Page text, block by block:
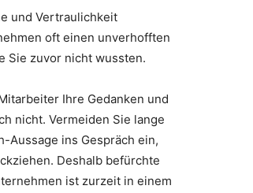
und Vertraulichkeit
oft einen unverhofften
Sie zuvor nicht wussten.
Ihre Gedanken und
nicht. Vermeiden Sie lange
Aussage ins Gespräch ein,
Deshalb befürchte
ist zurzeit in einem